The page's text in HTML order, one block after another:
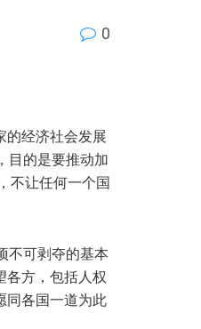
0
的经济社会发展
目的是要推动加
不让任何一个国
不可剥夺的基本
各方，包括人权
同各国一道为此